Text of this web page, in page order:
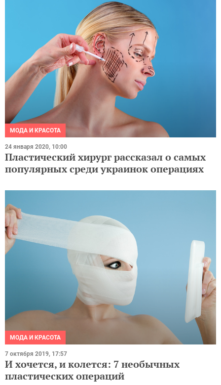
МОДА И КРАСОТА
24 января 2020, 10:00
Пластический хирург рассказал о самых
популярных среди украинок операциях
МОДА И КРАСОТА
7 октября 2019, 17:57
И хочется, и колется: 7 необычных
пластических операций